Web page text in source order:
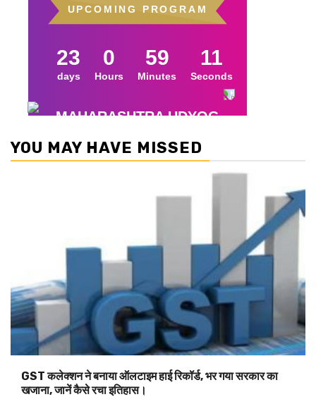
YOU MAY HAVE MISSED
GST कलेक्शन ने बनाया ऑलटाइम हाई रिकॉर्ड, भर गया सरकार का
खजाना, जानें कैसे रचा इतिहास।